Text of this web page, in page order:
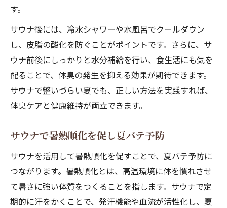
す。
サウナ後には、冷水シャワーや水風呂でクールダウン
し、皮脂の酸化を防ぐことがポイントです。さらに、サ
ウナ前後にしっかりと水分補給を行い、食生活にも気を
配ることで、体臭の発生を抑える効果が期待できます。
サウナで整いづらい夏でも、正しい方法を実践すれば、
体臭ケアと健康維持が両立できます。
サウナで暑熱順化を促し夏バテ予防
サウナを活用して暑熱順化を促すことで、夏バテ予防に
つながります。暑熱順化とは、高温環境に体を慣れさせ
て暑さに強い体質をつくることを指します。サウナで定
期的に汗をかくことで、発汗機能や血流が活性化し、夏